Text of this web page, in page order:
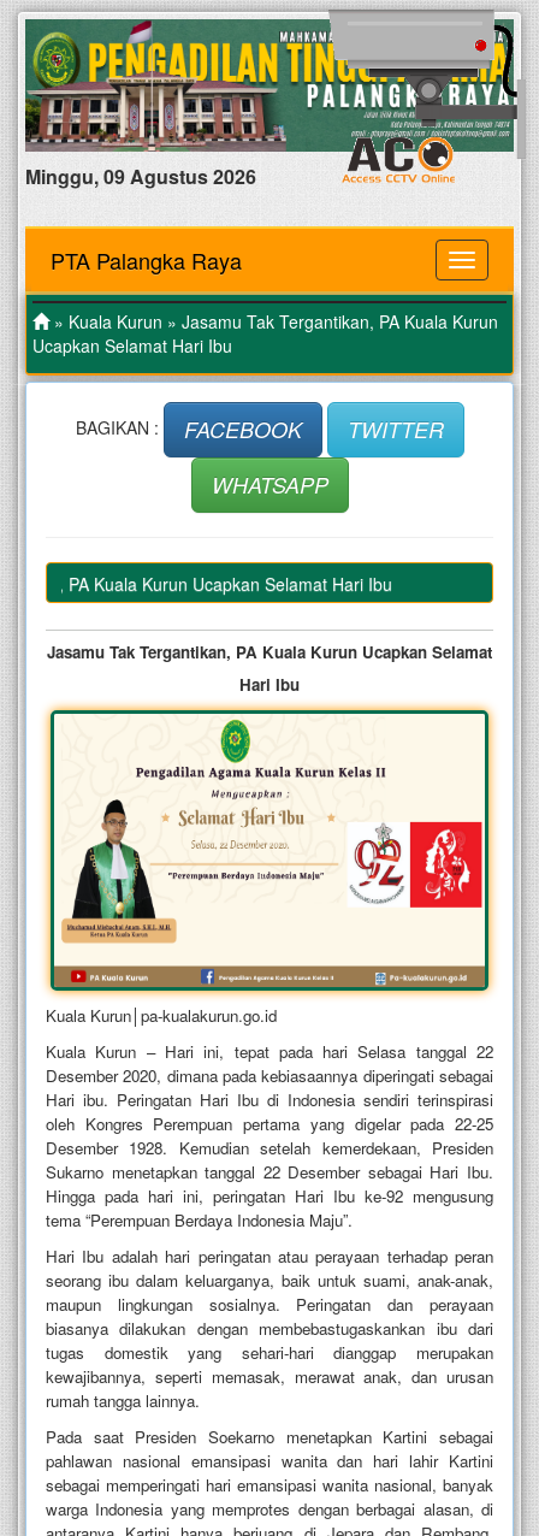
Minggu, 09 Agustus 2026
MENU
PTA Palangka Raya
» Kuala Kurun » Jasamu Tak Tergantikan, PA Kuala Kurun
Ucapkan Selamat Hari Ibu
BAGIKAN : FACEBOOK
TWITTER
WHATSAPP
PA Kuala Kurun Ucapkan Selamat Hari Ibu
Jasamu Tak Tergantikan, PA Kuala Kurun Ucapkan Selamat
Hari Ibu
Kuala Kurun│pa-kualakurun.go.id
Kuala Kurun – Hari ini, tepat pada hari Selasa tanggal 22
Desember 2020, dimana pada kebiasaannya diperingati sebagai
Hari ibu. Peringatan Hari Ibu di Indonesia sendiri terinspirasi
oleh Kongres Perempuan pertama yang digelar pada 22-25
Desember 1928. Kemudian setelah kemerdekaan, Presiden
Sukarno menetapkan tanggal 22 Desember sebagai Hari Ibu.
Hingga pada hari ini, peringatan Hari Ibu ke-92 mengusung
tema “Perempuan Berdaya Indonesia Maju”.
Hari Ibu adalah hari peringatan atau perayaan terhadap peran
seorang ibu dalam keluarganya, baik untuk suami, anak-anak,
maupun lingkungan sosialnya. Peringatan dan perayaan
biasanya dilakukan dengan membebastugaskankan ibu dari
tugas domestik yang sehari-hari dianggap merupakan
kewajibannya, seperti memasak, merawat anak, dan urusan
rumah tangga lainnya.
Pada saat Presiden Soekarno menetapkan Kartini sebagai
pahlawan nasional emansipasi wanita dan hari lahir Kartini
sebagai memperingati hari emansipasi wanita nasional, banyak
warga Indonesia yang memprotes dengan berbagai alasan, di